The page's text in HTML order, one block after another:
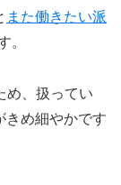
また働きたい派
。
め、扱ってい
きめ細やかです